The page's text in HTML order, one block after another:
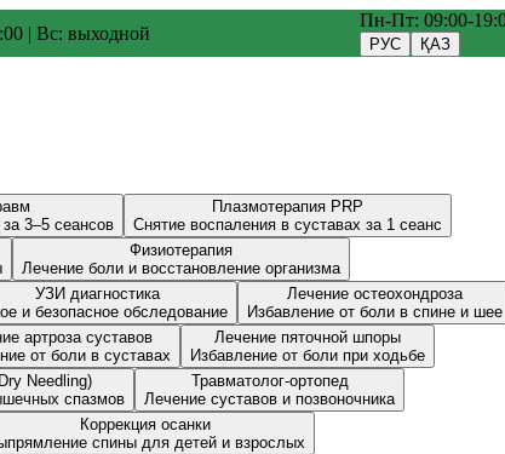
| Вс: выходной
Пн-Пт: 09:00-
РУС
ҚАЗ
3–5 сеансов
Плазмотерапия PRP
Снятие воспаления в суставах за 1 сеанс
Физиотерапия
Лечение боли и восстановление организма
УЗИ диагностика
и безопасное обследование
Лечение остеохондроза
Избавление от боли в спине и шее
артроза суставов
от боли в суставах
Лечение пяточной шпоры
Избавление от боли при ходьбе
Needling)
спазмов
Травматолог-ортопед
Лечение суставов и позвоночника
Коррекция осанки
спины для детей и взрослых